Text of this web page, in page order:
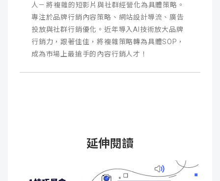
人— 將複雜的短影片與社群經營化為具體策略。
專注於品牌行銷內容策略、網站設計導流、廣告
投放與社群行銷優化。近年導入AI技術放大品牌
行銷力，跟著佳佳，將複雜策略轉為具體SOP，
成為市場上最搶手的內容行銷人才！
延伸閱讀